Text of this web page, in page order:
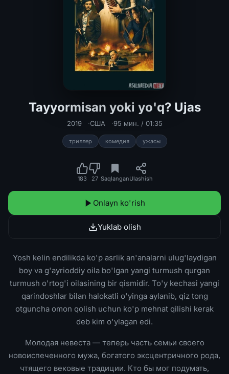
Tayyormisan yoki yo'q? Ujas
Tayyormisan yoki yo'q? Ujas film
2019 США 95 мин. / 01:35
триллер комедия ужасы
183 27 SaqlanganUlashish
Onlayn ko'rish
Yuklab olish
Yosh kelin endilikda ko'p asrlik an'analarni ulug'laydigan
boy va g'ayrioddiy oila bo'lgan yangi turmush qurgan
turmush o'rtog'i oilasining bir qismidir. To'y kechasi yangi
qarindoshlar bilan halokatli o'yinga aylanib, qiz tong
otguncha omon qolish uchun ko'p mehnat qilishi kerak
deb kim o'ylagan edi.
Молодая невеста — теперь часть семьи своего
новоиспеченного мужа, богатого эксцентричного рода,
чтящего вековые традиции. Кто бы мог подумать,